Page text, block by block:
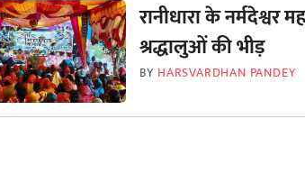
रानीधारा के नर्मदेश्वर
श्रद्धालुओं की भीड़
BY HARSVARDHAN PANDEY